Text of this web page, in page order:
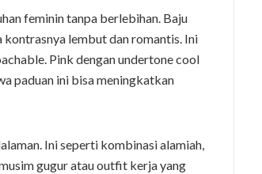
feminin tanpa berlebihan. Baju
lembut dan romantis. Ini
Pink dengan undertone cool
paduan ini bisa meningkatkan
Ini seperti kombinasi alamiah,
gugur atau outfit kerja yang